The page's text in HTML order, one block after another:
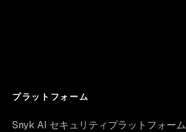
プラットフォーム
Snyk AI セキュリティプラットフォーム